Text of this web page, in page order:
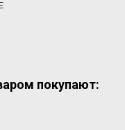
покупают: